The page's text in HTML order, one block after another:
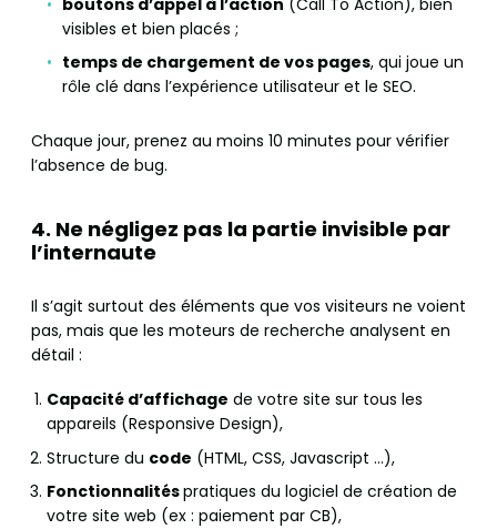
visibles et bien placés ;
temps de chargement de vos pages, qui joue un
rôle clé dans l’expérience utilisateur et le SEO.
Chaque jour, prenez au moins 10 minutes pour vérifier
l’absence de bug.
4. Ne négligez pas la partie invisible par
l’internaute
Il s’agit surtout des éléments que vos visiteurs ne voient
pas, mais que les moteurs de recherche analysent en
détail :
Capacité d’affichage de votre site sur tous les
appareils (Responsive Design),
Structure du code (HTML, CSS, Javascript …),
Fonctionnalitéspratiques du logiciel de création de
votre site web (ex : paiement par CB),